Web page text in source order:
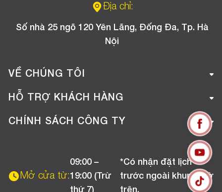
Địa chỉ:
Số nhà 25 ngõ 120 Yên Lãng, Đống Đa, Tp. Hà
Nội
VỀ CHÚNG TÔI
Giới thiệu công ty
Tuyển dụng
HỖ TRỢ KHÁCH HÀNG
Hướng dẫn mua hàng online
Chương trình khuyến mãi
CHÍNH SÁCH CÔNG TY
Chính sách bảo hành
Mở cửa từ:
09:00 –
19:00 (Trừ
thứ 7)
*Có nhận đặt lịch
trước ngoài khung giờ
trên.